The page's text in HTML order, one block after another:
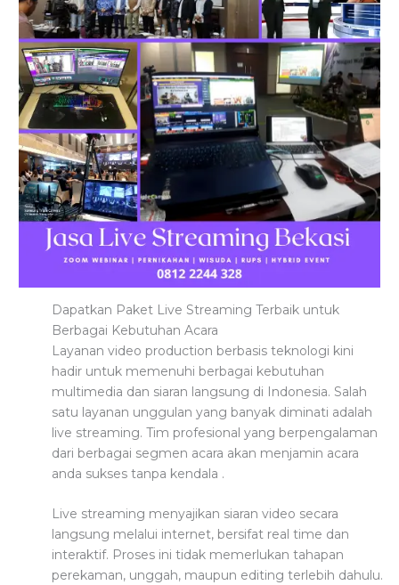
Dapatkan Paket Live Streaming Terbaik untuk
Berbagai Kebutuhan Acara
Layanan video production berbasis teknologi kini
hadir untuk memenuhi berbagai kebutuhan
multimedia dan siaran langsung di Indonesia. Salah
satu layanan unggulan yang banyak diminati adalah
live streaming. Tim profesional yang berpengalaman
dari berbagai segmen acara akan menjamin acara
anda sukses tanpa kendala .
Live streaming menyajikan siaran video secara
langsung melalui internet, bersifat real time dan
interaktif. Proses ini tidak memerlukan tahapan
perekaman, unggah, maupun editing terlebih dahulu.